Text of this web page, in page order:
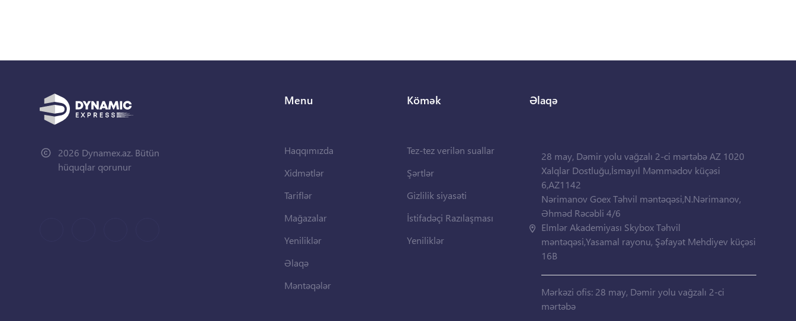
2026 Dynamex.az. Bütün
hüquqlar qorunur
Menu
Haqqımızda
Xidmətlər
Tariflər
Mağazalar
Yeniliklər
Əlaqə
Məntəqələr
Kömək
Tez-tez verilən suallar
Şərtlər
Gizlilik siyasəti
İstifadəçi Razılaşması
Yeniliklər
Əlaqə
28 may, Dəmir yolu vağzalı 2-ci mərtəbə AZ 1020
Xalqlar Dostluğu,İsmayıl Məmmədov küçəsi
6,AZ1142
Nərimanov Goex Təhvil məntəqəsi,N.Nərimanov,
Əhməd Rəcəbli 4/6
Elmlər Akademiyası Skybox Təhvil
məntəqəsi,Yasamal rayonu, Şəfayət Mehdiyev küçəsi
16B
Mərkəzi ofis: 28 may, Dəmir yolu vağzalı 2-ci
mərtəbə